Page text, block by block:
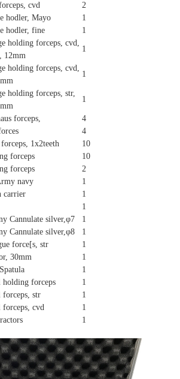
cvd
2
hodler, Mayo
1
hodler, fine 1
holding forceps, cvd,
12mm
1
holding forceps, cvd,
1
holding forceps, str,
1
forceps,
4
4
1x2teeth
10
forceps
10
forceps
2
navy
1
carrier
1
1
Cannulate silver,φ7
1
Cannulate silver,φ8
1
force[s, str
1
30mm
1
1
holding forceps
1
forceps, str
1
forceps, cvd
1
1